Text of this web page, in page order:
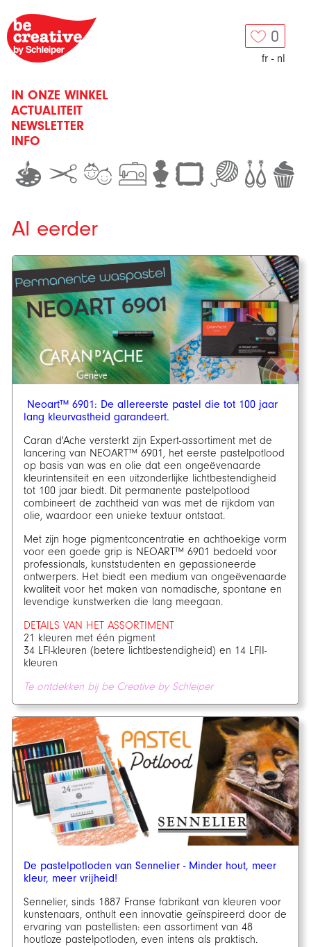
0
fr - nl
IN ONZE WINKEL
ACTUALITEIT
NEWSLETTER
INFO
Al eerder
Neoart™ 6901: De allereerste pastel die tot 100 jaar
lang kleurvastheid garandeert.
Caran d'Ache versterkt zijn Expert-assortiment met de
lancering van NEOART™ 6901, het eerste pastelpotlood
op basis van was en olie dat een ongeëvenaarde
kleurintensiteit en een uitzonderlijke lichtbestendigheid
tot 100 jaar biedt. Dit permanente pastelpotlood
combineert de zachtheid van was met de rijkdom van
olie, waardoor een unieke textuur ontstaat.
Met zijn hoge pigmentconcentratie en achthoekige vorm
voor een goede grip is NEOART™ 6901 bedoeld voor
professionals, kunststudenten en gepassioneerde
ontwerpers. Het biedt een medium van ongeëvenaarde
kwaliteit voor het maken van nomadische, spontane en
levendige kunstwerken die lang meegaan.
DETAILS VAN HET ASSORTIMENT
21 kleuren met één pigment
34 LFI-kleuren (betere lichtbestendigheid) en 14 LFII-
kleuren
Te ontdekken bij be Creative by Schleiper
De pastelpotloden van Sennelier - Minder hout, meer
kleur, meer vrijheid!
Sennelier, sinds 1887 Franse fabrikant van kleuren voor
kunstenaars, onthult een innovatie geïnspireerd door de
ervaring van pastellisten: een assortiment van 48
houtloze pastelpotloden, even intens als praktisch.